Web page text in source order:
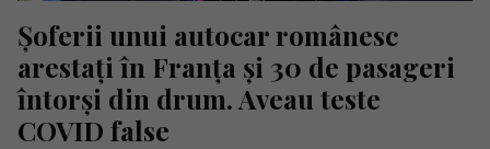
Șoferii unui autocar românesc
arestați în Franța și 30 de pasageri
întorși din drum. Aveau teste
COVID false